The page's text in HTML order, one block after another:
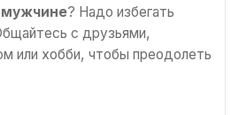
мужчине? Надо избегать
с друзьями,
или хобби, чтобы преодолеть